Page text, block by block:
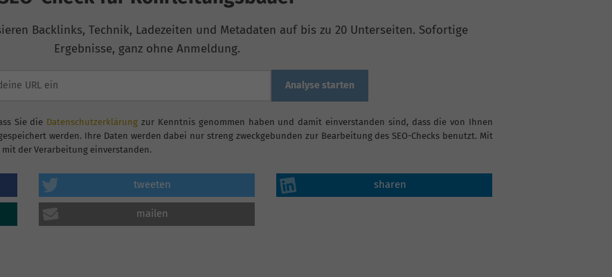
Backlinks, Technik, Ladezeiten und Metadaten auf bis zu 20 Unterseiten. Sofortige
Ergebnisse, ganz ohne Anmeldung.
Analyse starten
Sie die Datenschutzerklärung zur Kenntnis genommen haben und damit einverstanden sind, dass die von Ihnen
werden. Ihre Daten werden dabei nur streng zweckgebunden zur Bearbeitung des SEO-Checks benutzt. Mit
mit der Verarbeitung einverstanden.
tweeten sharen
mailen